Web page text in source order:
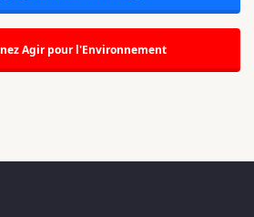
Agir pour l'Environnement